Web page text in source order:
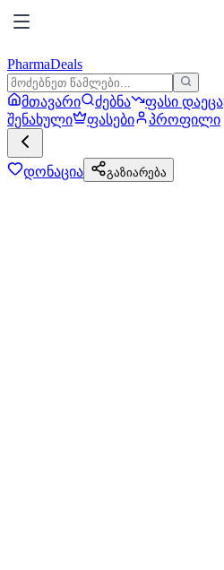
PharmaDeals
მთავარი ძებნა ფასი დაეცა
შენახული
ფასები პროფილი
დონაცია გაზიარება